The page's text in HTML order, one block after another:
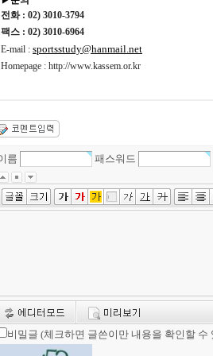
전화: 02) 3010-3794
팩스 : 02) 3010-6964
E-mail : sportsstudy@hanmail.net
Homepage : http://www.kassem.or.kr
름 패스워드
비밀글 (체크하면 글쓴이만 내용을 확인할 수